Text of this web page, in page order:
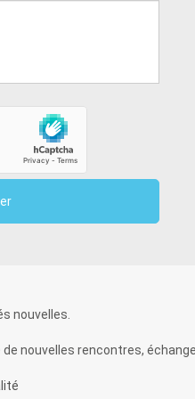
nouvelles.
nouvelles rencontres,